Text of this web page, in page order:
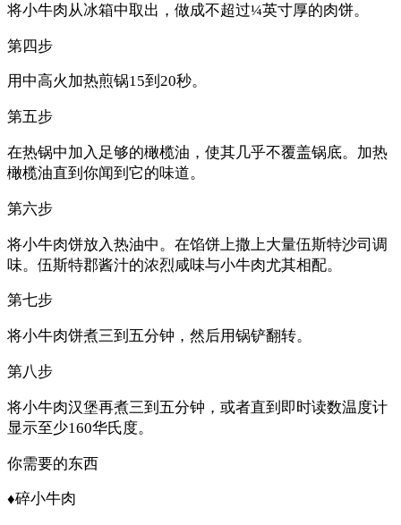
将小牛肉从冰箱中取出，做成不超过¼英寸厚的肉饼。
第四步
用中高火加热煎锅15到20秒。
第五步
在热锅中加入足够的橄榄油，使其几乎不覆盖锅底。加热
橄榄油直到你闻到它的味道。
第六步
将小牛肉饼放入热油中。在馅饼上撒上大量伍斯特沙司调
味。伍斯特郡酱汁的浓烈咸味与小牛肉尤其相配。
第七步
将小牛肉饼煮三到五分钟，然后用锅铲翻转。
第八步
将小牛肉汉堡再煮三到五分钟，或者直到即时读数温度计
显示至少160华氏度。
你需要的东西
♦碎小牛肉